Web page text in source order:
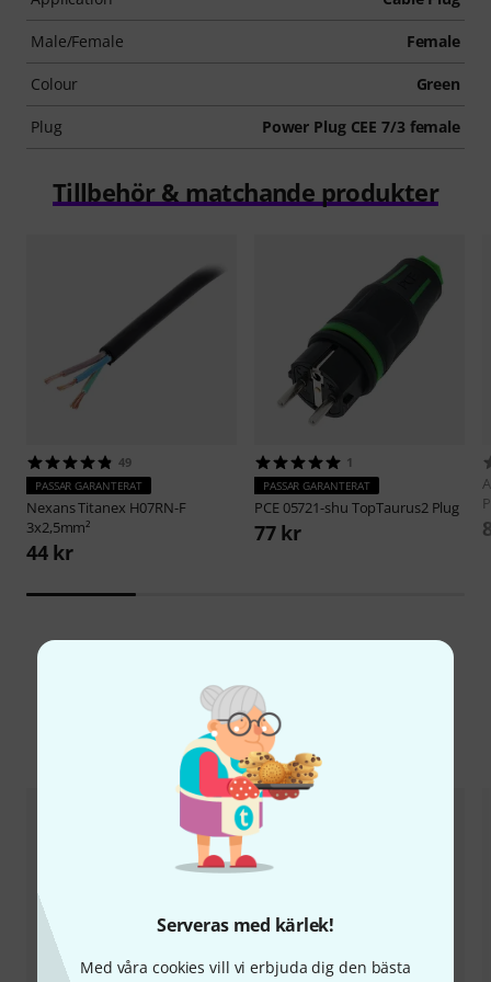
Serveras med kärlek!
Med våra cookies vill vi erbjuda dig den bästa
Male/Female Female
Colour Green
Plug Power Plug CEE 7/3 female
Tillbehör & matchande produkter
49
PASSAR GARANTERAT
NexansTitanex H07RN-F
3x2,5mm²
44 kr
1
PASSAR GARANTERAT
PCE 05721-shu TopTaurus2 Plug
77 kr
Jämför alternativ